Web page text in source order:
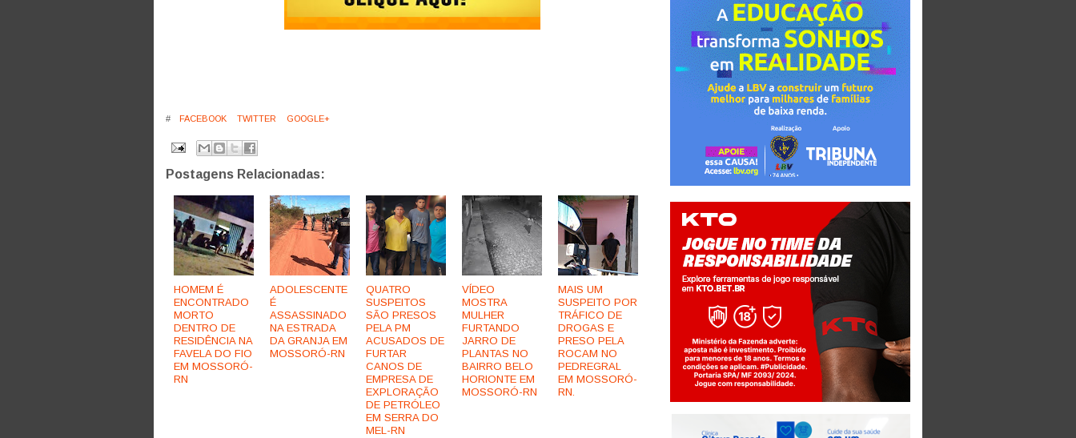
# FACEBOOK TWITTER GOOGLE+
Postagens Relacionadas:
HOMEM É
ENCONTRADO
MORTO
DENTRO DE
RESIDÊNCIA NA
FAVELA DO FIO
EM MOSSORÓ-
RN
ADOLESCENTE
É
ASSASSINADO
NA ESTRADA
DA GRANJA EM
MOSSORÓ-RN
QUATRO
SUSPEITOS
SÃO PRESOS
PELA PM
ACUSADOS DE
FURTAR
CANOS DE
EMPRESA DE
EXPLORAÇÃO
DE PETRÓLEO
EM SERRA DO
MEL-RN
VÍDEO
MOSTRA
MULHER
FURTANDO
JARRO DE
PLANTAS NO
BAIRRO BELO
HORIONTE EM
MOSSORÓ-RN
MAIS UM
SUSPEITO POR
TRÁFICO DE
DROGAS E
PRESO PELA
ROCAM NO
PEDREGRAL
EM MOSSORÓ-
RN.
Jogue com responsabilidade. 18+